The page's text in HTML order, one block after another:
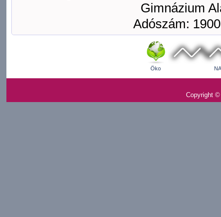
Gimnázium
Adószám:
Öko
Copyright